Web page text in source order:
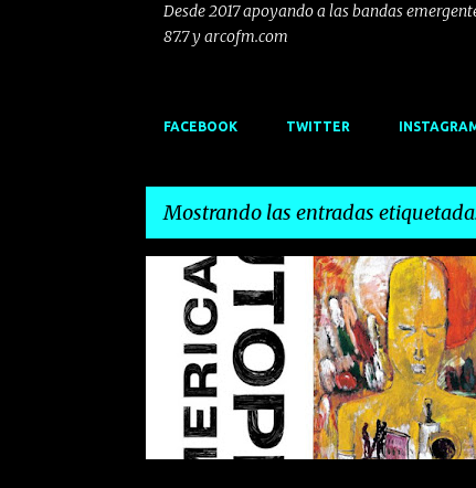
Desde 2017 apoyando a las bandas
87.7 y arcofm.com
FACEBOOK TWITTER
Mostrando las entradas
BBK LIVE 2018 BRIAN ENO CONCIERTO